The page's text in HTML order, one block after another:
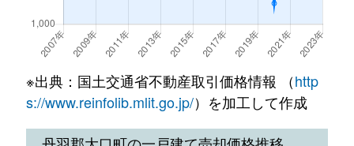
※出典：国土交通省不動産取引価格情報 （http
s://www.reinfolib.mlit.go.jp/）を加工して作成